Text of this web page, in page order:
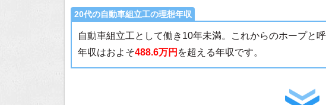
20代の自動車組立工の理想年収
自動車組立工として働き10年未満。これからのホープと
年収はおよそ488.6万円 を超える年収です。